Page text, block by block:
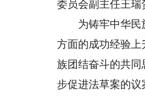
委员会副主任王瑞
为铸牢中华民族
方面的成功经验
族团结奋斗的共
步促进法草案的议